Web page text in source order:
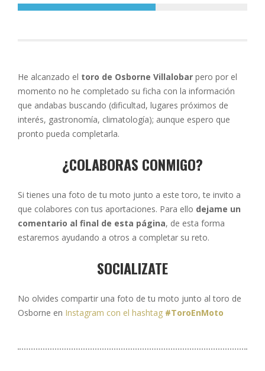
He alcanzado el toro de Osborne Villalobar pero por el
momento no he completado su ficha con la información
que andabas buscando (dificultad, lugares próximos de
interés, gastronomía, climatología); aunque espero que
pronto pueda completarla.
¿COLABORAS CONMIGO?
Si tienes una foto de tu moto junto a este toro, te invito a
que colabores con tus aportaciones. Para ello dejame un
comentario al final de esta página, de esta forma
estaremos ayudando a otros a completar su reto.
SOCIALIZATE
No olvides compartir una foto de tu moto junto al toro de
Osborne en Instagram con el hashtag #ToroEnMoto